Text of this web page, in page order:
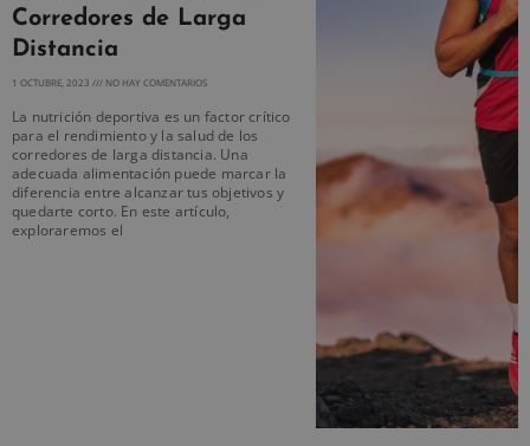
Corredores de Larga
Distancia
1 OCTUBRE, 2023 NO HAY COMENTARIOS
La nutrición deportiva es un factor crítico
para el rendimiento y la salud de los
corredores de larga distancia. Una
adecuada alimentación puede marcar la
diferencia entre alcanzar tus objetivos y
quedarte corto. En este artículo,
exploraremos el